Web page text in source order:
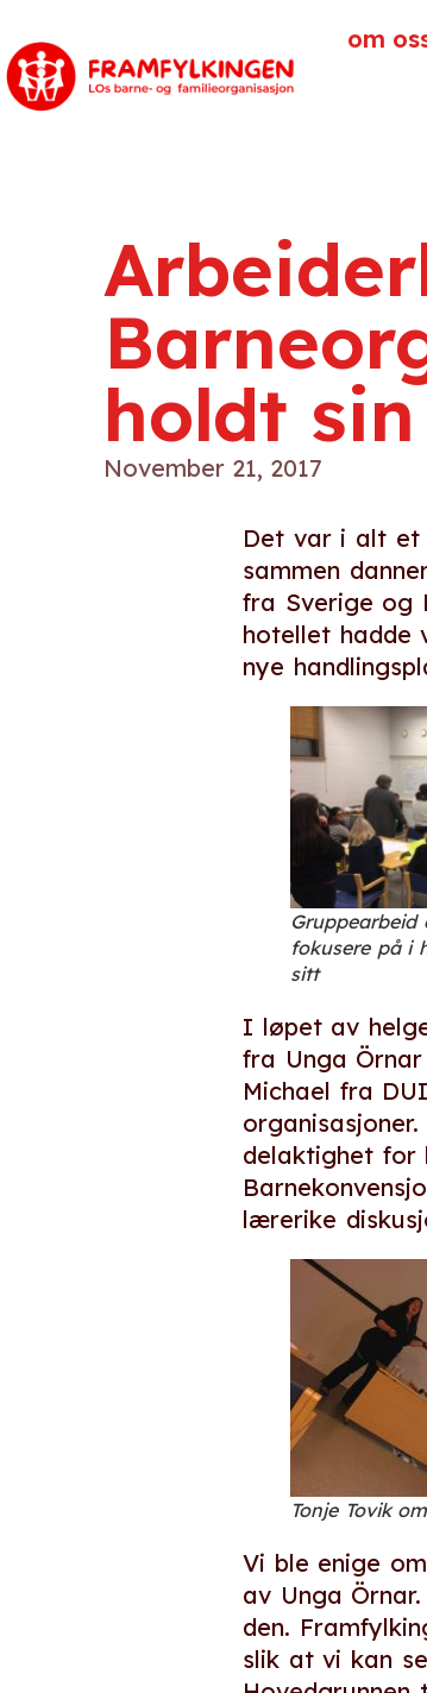
om
holdt
November 21, 2017
Det var i alt et
sammen
fra Sverige og
hotellet hadde
nye
Gruppearbeid
fokusere på i
sitt
I løpet av
fra Unga
Michael fra
delaktighet for
lærerike
Tonje Tovik
Vi ble enige
av Unga
den.
slik at vi kan